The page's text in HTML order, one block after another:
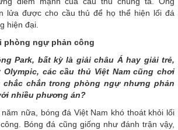
lửa được cho cầu thủ để họ thể hiện lối đá
hiện đại.
phòng ngự phản công
Park, bất kỳ là giải châu Á hay giải trẻ,
các cầu thủ Việt Nam cũng chơi
chắn trong phòng ngự nhưng phản
nhiều phương án?
nữa, bóng đá Việt Nam khó thoát khỏi lối
Bóng đá cũng giống như đánh trận vậy,